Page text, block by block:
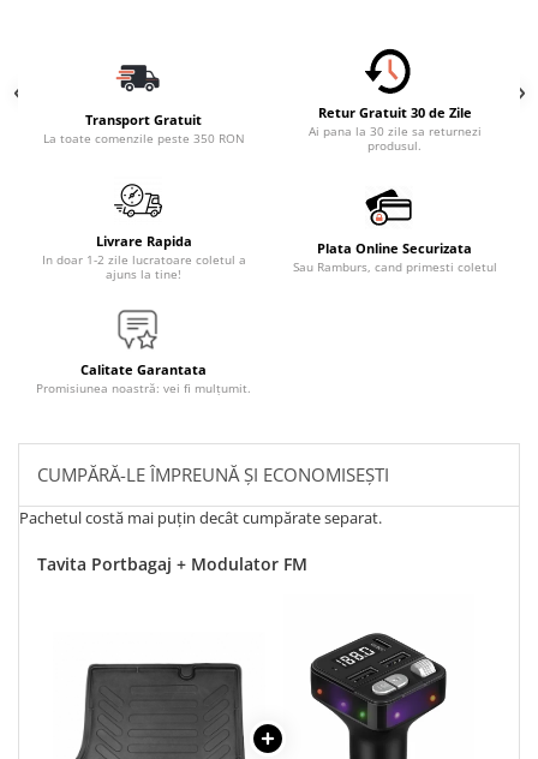
Transport Gratuit
La toate comenzile peste 350 RON
Retur Gratuit 30 de Zile
Ai pana la 30 zile sa returnezi
produsul.
Livrare Rapida
In doar 1-2 zile lucratoare coletul a
ajuns la tine!
Plata Online Securizata
Sau Ramburs, cand primesti coletul
Calitate Garantata
Promisiunea noastră: vei fi mulțumit.
CUMPĂRĂ-LE ÎMPREUNĂ ȘI ECONOMISEȘTI
Pachetul costă mai puțin decât cumpărate separat.
Tavita Portbagaj + Modulator FM